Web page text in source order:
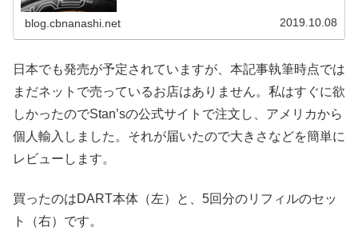
blog.cbnanashi.net 2019.10.08
日本でも発売が予定されていますが、本記事執筆時点では
まだネットで売っているお店はありません。私はすぐに欲
しかったのでStan’sの公式サイトで注文し、アメリカから
個人輸入しました。それが届いたので大きさなどを簡単に
レビューします。
買ったのはDART本体（左）と、5回分のリフィルのセッ
ト（右）です。